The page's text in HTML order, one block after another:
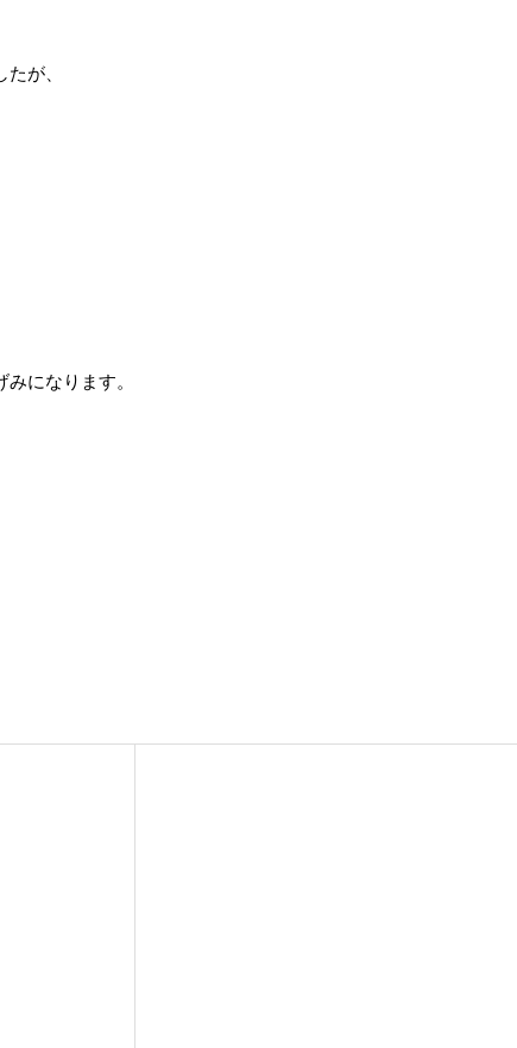
が、
になります。